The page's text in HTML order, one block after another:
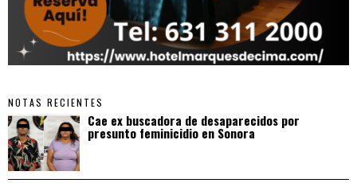
NOTAS RECIENTES
Cae ex buscadora de desaparecidos por
presunto feminicidio en Sonora